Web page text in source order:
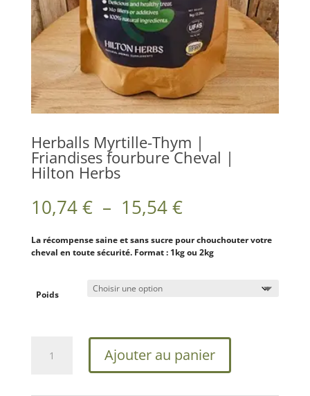
Herballs Myrtille-Thym |
Friandises fourbure Cheval |
Hilton Herbs
10,74€ – 15,54€Plage
deprix :
10,74 €
à
La récompense saine et sans sucre pour chouchouter votre
cheval en toute sécurité. Format : 1kg ou 2kg
Poids
Ajouter au panier